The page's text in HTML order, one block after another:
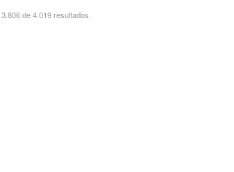
de 4.019 resultados.